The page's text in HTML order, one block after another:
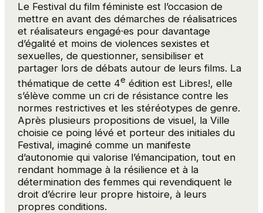
Le Festival du film féministe est l’occasion de
mettre en avant des démarches de réalisatrices
et réalisateurs engagé·es pour davantage
d’égalité et moins de violences sexistes et
sexuelles, de questionner, sensibiliser et
partager lors de débats autour de leurs films. La
thématique de cette 4e édition est Libres!, elle
s’élève comme un cri de résistance contre les
normes restrictives et les stéréotypes de genre.
Après plusieurs propositions de visuel, la Ville
choisie ce poing lévé et porteur des initiales du
Festival, imaginé comme un manifeste
d’autonomie qui valorise l’émancipation, tout en
rendant hommage à la résilience et à la
détermination des femmes qui revendiquent le
droit d’écrire leur propre histoire, à leurs
propres conditions.